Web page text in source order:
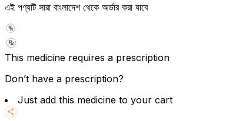
এই পণ্যটি সারা বাংলাদেশ থেকে অর্ডার করা যাবে
This medicine requires a prescription
Don’t have a prescription?
Just add this medicine to your cart